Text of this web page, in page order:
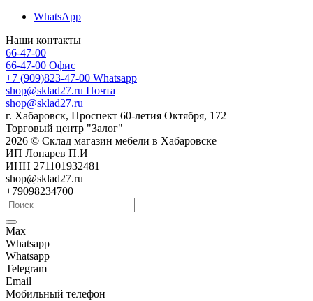
WhatsApp
Наши контакты
66-47-00
66-47-00 Офис
+7 (909)823-47-00 Whatsapp
shop@sklad27.ru Почта
shop@sklad27.ru
г. Хабаровск, Проспект 60-летия Октября, 172
Торговый центр "Залог"
2026 © Склад магазин мебели в Хабаровске
ИП Лопарев П.И
ИНН 271101932481
shop@sklad27.ru
+79098234700
Max
Whatsapp
Whatsapp
Telegram
Email
Мобильный телефон